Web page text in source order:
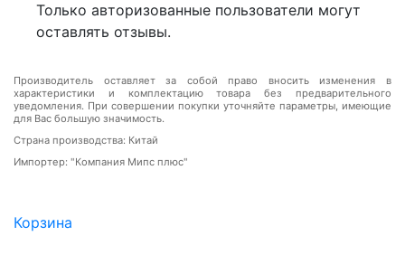
Корзина
Только авторизованные пользователи могут
оставлять отзывы.
Производитель оставляет за собой право вносить изменения в
характеристики и комплектацию товара без предварительного
уведомления. При совершении покупки уточняйте параметры, имеющие
для Вас большую значимость.
Страна производства: Китай
Импортер: "Компания Мипс плюс"